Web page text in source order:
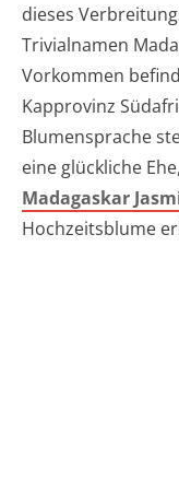
dieses
Trivialnamen
Vorkommen
Kapprovinz
Blumensprache
eine glückliche
Madagaskar
Hochzeitsblume